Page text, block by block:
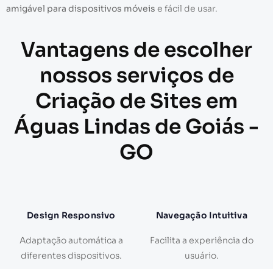
amigável para dispositivos móveis e fácil de usar.
Vantagens de escolher
nossos serviços de
Criação de Sites em
Águas Lindas de Goiás -
GO
Design Responsivo
Adaptação automática a
diferentes dispositivos.
Navegação Intuitiva
Facilita a experiência do
usuário.